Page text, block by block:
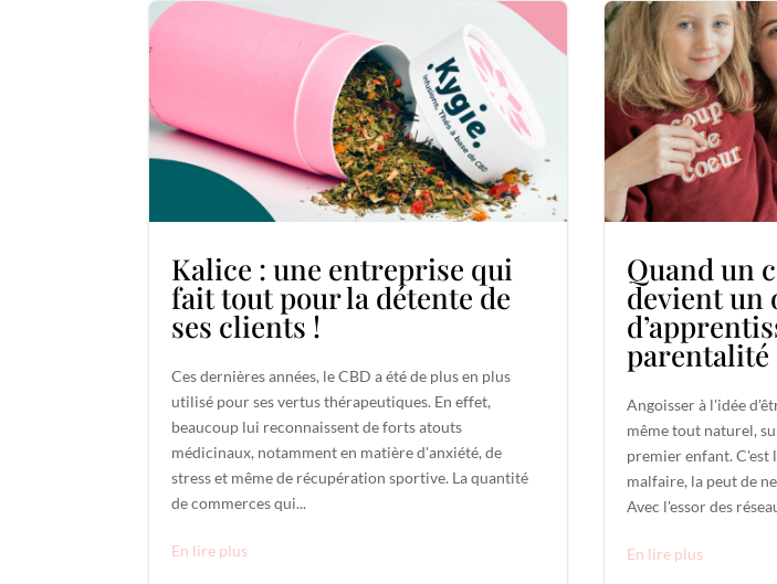
Kalice : une entreprise qui
fait tout pour la détente de
ses clients !
Ces dernières années, le CBD a été de plus en plus
utilisé pour ses vertus thérapeutiques. En effet,
beaucoup lui reconnaissent de forts atouts
médicinaux, notamment en matière d'anxiété, de
stress et même de récupération sportive. La quantité
de commerces qui...
En lire plus
Quand un
devient un
parentalité
Angoisser à l'idée
même tout naturel,
premier enfant. C'est
malfaire, la peut de
Avec l'essor des
En lire plus